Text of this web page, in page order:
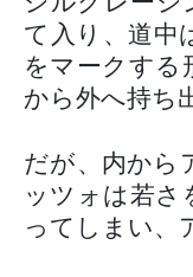
て入り、道中
をマークする
から外へ持ち
だが、内から
ッツォは若さ
ってしまい、